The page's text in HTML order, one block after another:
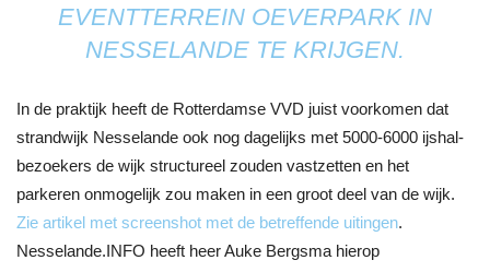
EVENTTERREIN OEVERPARK IN
NESSELANDE TE KRIJGEN.
In de praktijk heeft de Rotterdamse VVD juist voorkomen dat
strandwijk Nesselande ook nog dagelijks met 5000-6000 ijshal-
bezoekers de wijk structureel zouden vastzetten en het
parkeren onmogelijk zou maken in een groot deel van de wijk.
Zie artikel met screenshot met de betreffende uitingen.
Nesselande.INFO heeft heer Auke Bergsma hierop